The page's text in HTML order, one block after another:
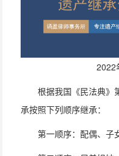
2022
根据我国《民法典》
承按照下列顺序继承：
第一顺序：配偶、子